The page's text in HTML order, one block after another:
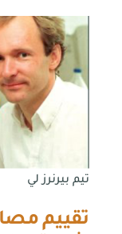
تيم بيرنرز لي
تقييم